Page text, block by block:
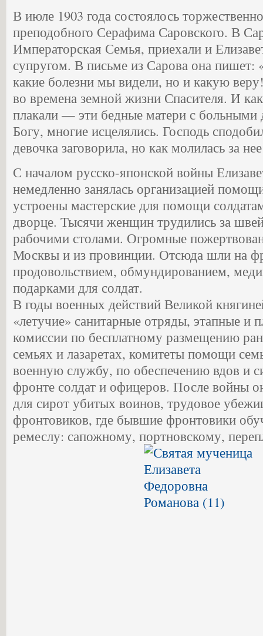
В июле 1903 года состоялось
преподобного Серафима Саровского. В
Императорская Семья, приехали и
супругом. В письме из Сарова она
какие болезни мы видели, но и какую
во времена земной жизни Спасителя. И
плакали — эти бедные матери с
Богу, многие исцелялись. Господь
девочка заговорила, но как молилась за
С началом русско-японской войны
немедленно занялась организацией
устроены мастерские для помощи
дворце. Тысячи женщин трудились за
рабочими столами. Огромные
Москвы и из провинции. Отсюда шли на
продовольствием, обмундированием,
подарками для солдат.
В годы военных действий Великой
«летучие» санитарные отряды, этапные и
комиссии по бесплатному размещению
семьях и лазаретах, комитеты помощи
военную службу, по обеспечению вдов и
фронте солдат и офицеров. После войны
для сирот убитых воинов, трудовое
фронтовиков, где бывшие фронтовики
ремеслу: сапожному, портновскому,